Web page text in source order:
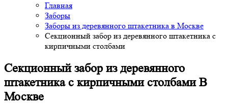
Главная
Заборы
Заборы из деревянного штакетника в Москве
Секционный забор из деревянного штакетника с
кирпичными столбами
Секционный забор из деревянного
штакетника с кирпичными столбами В
Москве